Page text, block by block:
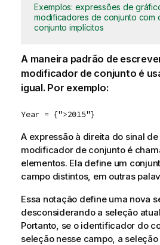
Exemplos: expressões de
modificadores de conjunto com
conjunto implícitos
A maneira padrão de
modificador de conjunto é
igual. Por exemplo:
Year = {">2015"}
A expressão à direita do sinal
modificador de conjunto é
elementos. Ela define um
campo distintos, em outras
Essa notação define uma nova
desconsiderando a seleção
Portanto, se o identificador do
seleção nesse campo, a